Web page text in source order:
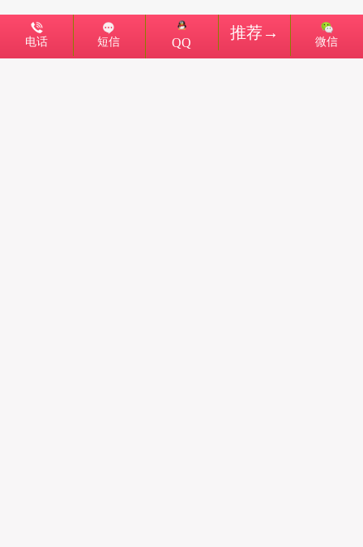
电话 短信 QQ
推荐→
微信